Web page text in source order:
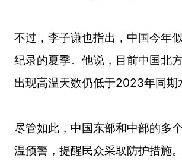
不过，李子谦也指出，中国今年
纪录的夏季。他说，目前中国北
出现高温天数仍低于2023年同期
尽管如此，中国东部和中部的多
温预警，提醒民众采取防护措施